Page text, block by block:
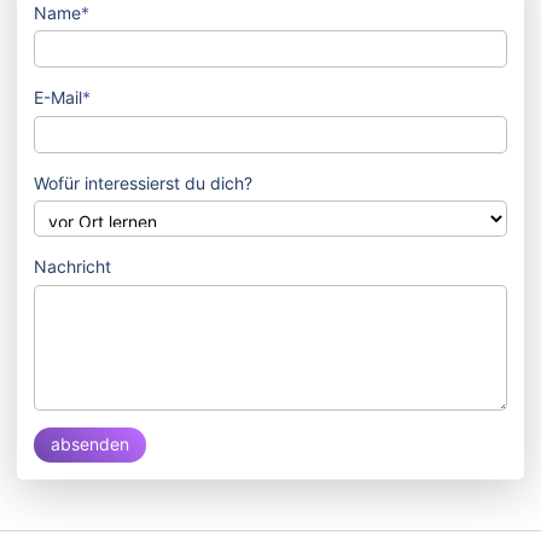
Name*
E-Mail*
Wofür interessierst du dich?
Nachricht
absenden